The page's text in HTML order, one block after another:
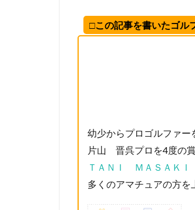
□この記事を書いたゴル
幼少からプロゴルファー
片山 晋呉プロを4度の
ＴＡＮＩ ＭＡＳＡＫ
多くのアマチュアの方を